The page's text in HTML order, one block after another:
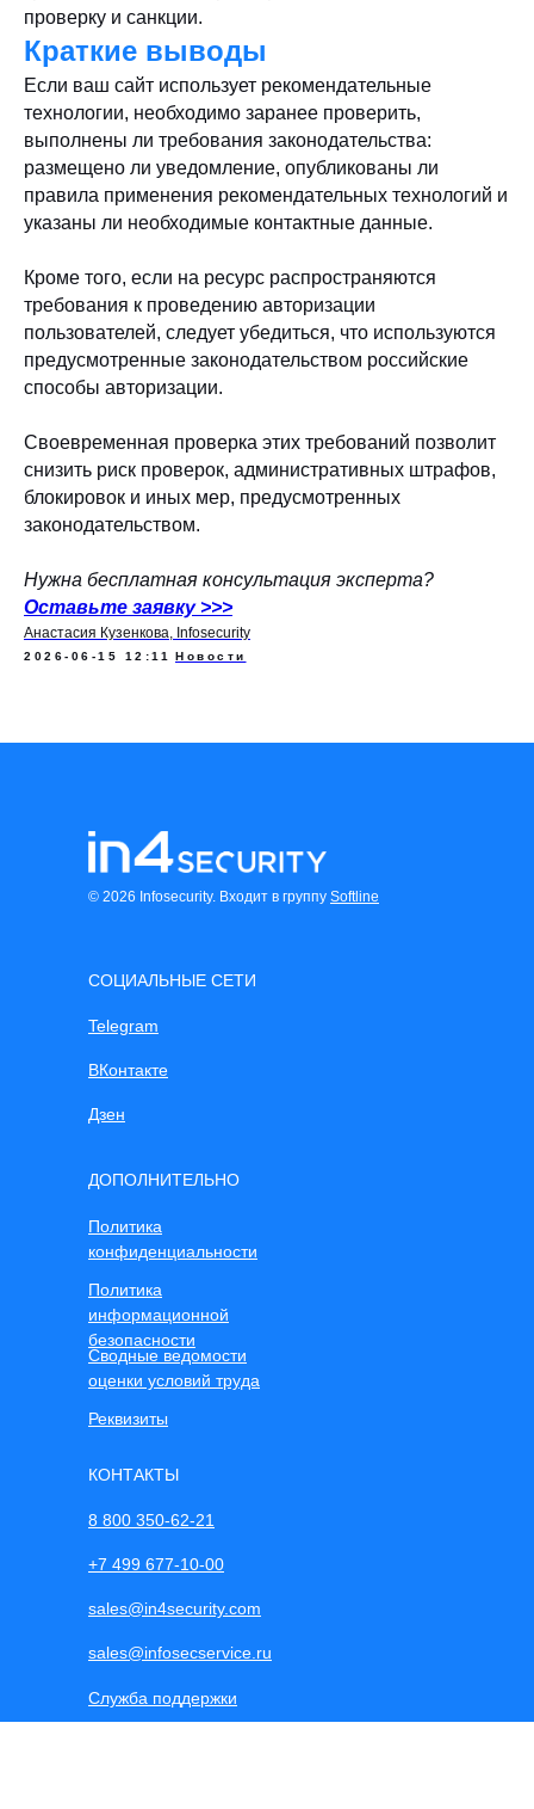
проверку и санкции.
Краткие выводы
Если ваш сайт использует рекомендательные
технологии, необходимо заранее проверить,
выполнены ли требования законодательства:
размещено ли уведомление, опубликованы ли
правила применения рекомендательных технологий и
указаны ли необходимые контактные данные.
Кроме того, если на ресурс распространяются
требования к проведению авторизации
пользователей, следует убедиться, что используются
предусмотренные законодательством российские
способы авторизации.
Своевременная проверка этих требований позволит
снизить риск проверок, административных штрафов,
блокировок и иных мер, предусмотренных
законодательством.
Нужна бесплатная консультация эксперта?
Оставьте заявку>>>
Анастасия Кузенкова, Infosecurity
2026-06-15 12:11 Новости
ДОПОЛНИТЕЛЬНО
Сводные ведомости
оценки условий труда
Реквизиты
Политика
информационной
безопасности
Политика
конфиденциальности
+7 499 677-10-00
Служба поддержки
sales@infosecservice.ru
sales@in4security.com
8 800 350-62-21
КОНТАКТЫ
Дзен
ВКонтакте
Telegram
СОЦИАЛЬНЫЕ СЕТИ
© 2026 Infosecurity. Входит в группу Softline